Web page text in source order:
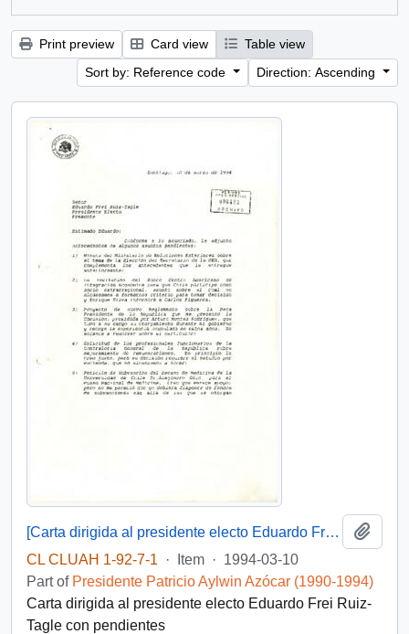
Print preview Card view
Table view
Sort by: Reference code
Direction: Ascending
[Carta dirigida al presidente electo Eduardo Frei Ruiz-Tagle]
CL CLUAH 1-92-7-1
· Item · 1994-03-10
Part of Presidente Patricio Aylwin Azócar (1990-1994)
Carta dirigida al presidente electo Eduardo Frei Ruiz-
Tagle con pendientes